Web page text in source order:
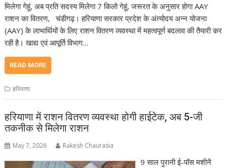
मिलेगा गेहूं, अब प्रति सदस्य मिलेगा 7 किलो गेहूं, जरूरत के अनुसार होगा AAY
राशन का वितरण, चंडीगढ़। हरियाणा सरकार प्रदेश के अंत्योदय अन्न योजना
(AAY) के लाभार्थियों के लिए राशन वितरण व्यवस्था में महत्वपूर्ण बदलाव की तैयारी कर
रही है। खाद्य एवं आपूर्ति विभाग…
READ MORE
हरियाणा
हरियाणा में राशन वितरण व्यवस्था होगी हाईटेक, अब 5-जी
तकनीक से मिलेगा राशन
May 7, 2026 Rakesh Chaurasia
9 साल पुरानी ई-पॉस मशीनें